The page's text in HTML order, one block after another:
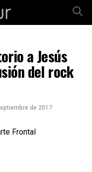
a Jesús
del rock
de 2017